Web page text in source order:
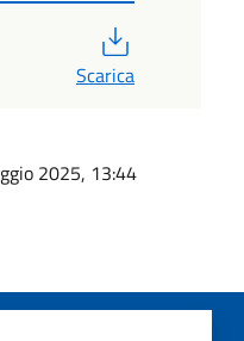
Scarica
2025, 13:44